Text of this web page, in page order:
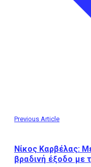
Previous Article
Νίκος Καρβέλας:
βραδινή έξοδο με